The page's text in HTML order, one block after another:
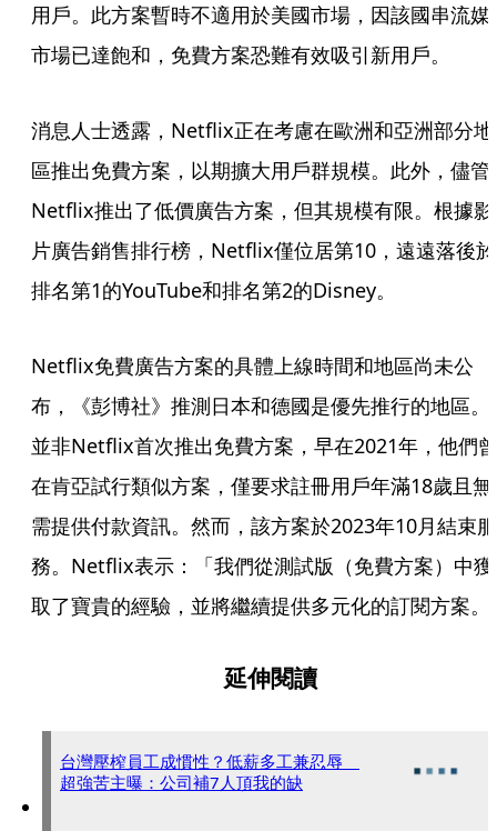
用戶。此方案暫時不適用於美國市場，因該國串流媒
市場已達飽和，免費方案恐難有效吸引新用戶。
消息人士透露，Netflix正在考慮在歐洲和亞洲部分地
區推出免費方案，以期擴大用戶群規模。此外，儘管
Netflix推出了低價廣告方案，但其規模有限。根據影
片廣告銷售排行榜，Netflix僅位居第10，遠遠落後於
排名第1的YouTube和排名第2的Disney。
Netflix免費廣告方案的具體上線時間和地區尚未公
布，《彭博社》推測日本和德國是優先推行的地區。
並非Netflix首次推出免費方案，早在2021年，他們曾
在肯亞試行類似方案，僅要求註冊用戶年滿18歲且無
需提供付款資訊。然而，該方案於2023年10月結束服
務。Netflix表示：「我們從測試版（免費方案）中獲
取了寶貴的經驗，並將繼續提供多元化的訂閱方案。
延伸閱讀
台灣壓榨員工成慣性？低薪多工兼忍辱
超強苦主曝：公司補7人頂我的缺